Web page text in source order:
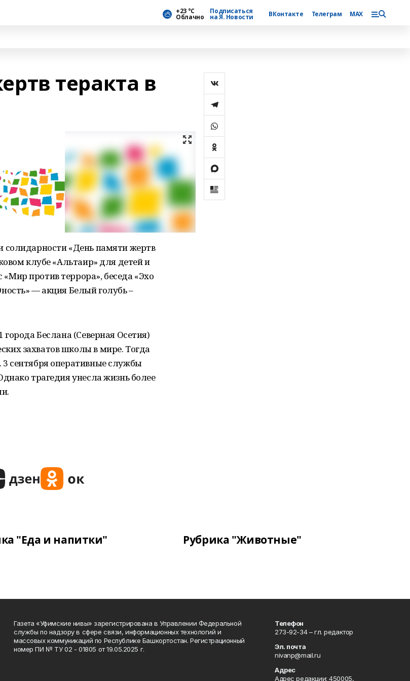
+23 °С
Облачно
Подписаться
на Я. Новости ВКонтакте Телеграм MAX
теракта в
солидарности «День памяти жертв
клубе «Альтаир» для детей и
против террора», беседа «Эхо
— акция Белый голубь –
Беслана (Северная Осетия)
захватов школы в мире. Тогда
сентября оперативные службы
трагедия унесла жизнь более
"Еда и напитки" Рубрика "Животные"
Газета «Уфимские нивы» зарегистрирована в Управлении Федеральной
службы по надзору в сфере связи, информационных технологий и
массовых коммуникаций по Республике Башкортостан. Регистрационный
номер ПИ № ТУ 02 - 01805 от 19.05.2025 г.
Телефон
273-92-34 – гл. редактор
Эл. почта
nivanp@mail.ru
Адрес
Адрес редакции: 450005,